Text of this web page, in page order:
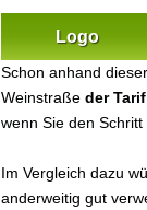
Logo
Schon anhand
Weinstraße der
wenn Sie den
Im Vergleich dazu
anderweitig gut